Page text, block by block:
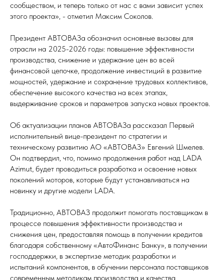
сообществом, и теперь только от нас с вами зависит успех
этого проекта», - отметил Максим Соколов.
Президент АВТОВАЗа обозначил основные вызовы для
отрасли на 2025-2026 годы: повышение эффективности
производства, снижение и удержание цен во всей
финансовой цепочке, продолжение инвестиций в развитие
мощностей, удержание и сохранение трудовых коллективов,
обеспечение высокого качества на всех этапах,
выдерживание сроков и параметров запуска новых проектов.
Об актуализации планов АВТОВАЗа рассказал Первый
исполнительный вице-президент по стратегии и
техническому развитию АО «АВТОВАЗ» Евгений Шмелев.
Он подтвердил, что, помимо продолжения работ над LADA
Azimut, будет проводиться разработка и освоение новых
поколений моторов, которые будут устанавливаться на
новинку и другие модели LADA.
Традиционно, АВТОВАЗ продолжит помогать поставщикам в
процессе повышения эффективности производства и
снижения цен, предоставляя помощь в получении кредитов
благодаря собственному «АвтоФинанс Банку», в получении
господдержки, в экспертизе методик разработки и
испытаний компонентов, в обучении персонала поставщиков
современным методикам производства и качества.